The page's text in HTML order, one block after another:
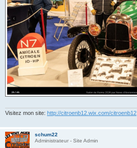
Visitez mon site: http://citroenb12.wix.com/citroenb12
schum22
Administrateur - Site Admin